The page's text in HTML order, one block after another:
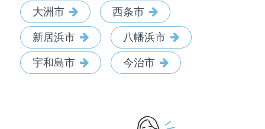
大洲市 西条市
新居浜市 八幡浜市
宇和島市 今治市